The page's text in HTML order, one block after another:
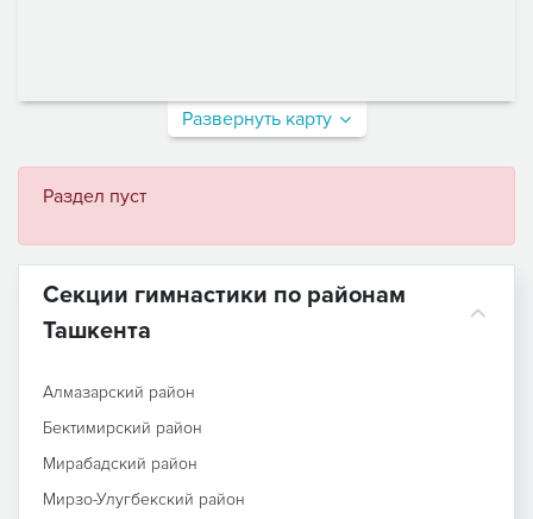
Развернуть карту
Раздел пуст
Секции гимнастики по районам
Ташкента
Алмазарский район
Бектимирский район
Мирабадский район
Мирзо-Улугбекский район